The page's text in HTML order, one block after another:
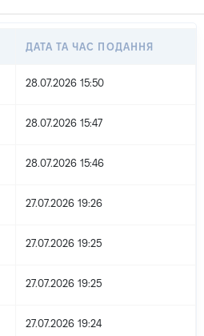
ДАТА ТА ЧАС ПОДАННЯ
28.07.2026 15:50
28.07.2026 15:47
28.07.2026 15:46
27.07.2026 19:26
27.07.2026 19:25
27.07.2026 19:25
27.07.2026 19:24